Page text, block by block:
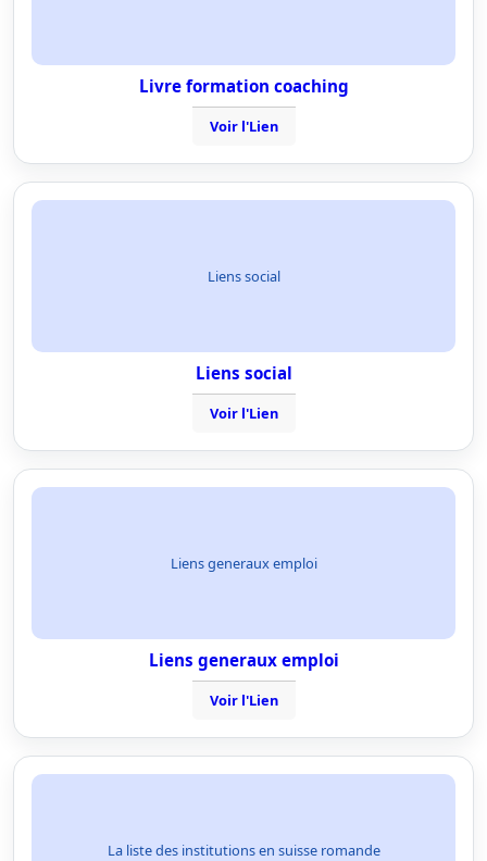
Livre formation coaching
Voir l'Lien
Liens social
Liens social
Voir l'Lien
Liens generaux emploi
Liens generaux emploi
Voir l'Lien
La liste des institutions en suisse romande